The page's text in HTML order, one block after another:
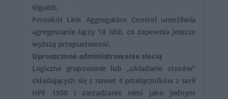
Gigabit.
Protokół Link Aggregation Control umożliwia
agregowanie łączy 10 GbE, co zapewnia jeszcze
wyższą przepustowość.
Uproszczone administrowanie siecią
Logiczne grupowanie lub „układanie stosów"
składających się z nawet 4 przełączników z serii
HPE 1950 i zarządzanie nimi jako jednym